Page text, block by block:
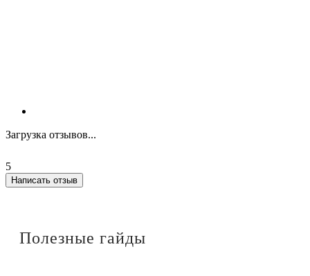
Загрузка отзывов...
5
Написать отзыв
Полезные гайды